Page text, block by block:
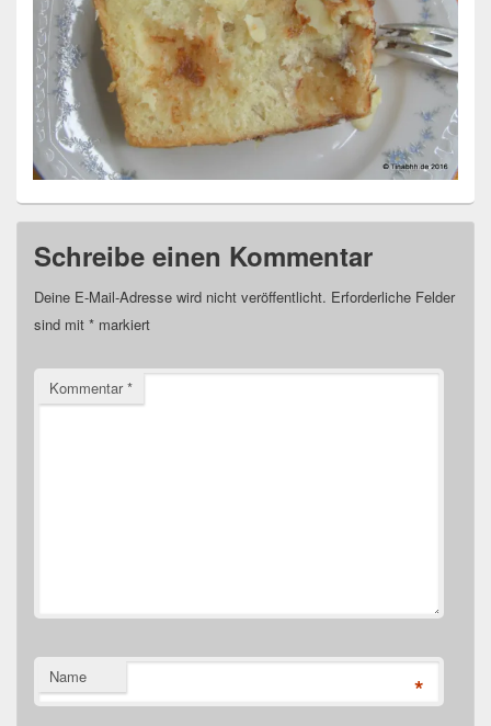
Schreibe einen Kommentar
Deine E-Mail-Adresse wird nicht veröffentlicht. Erforderliche Felder
sind mit * markiert
Kommentar*
Name *